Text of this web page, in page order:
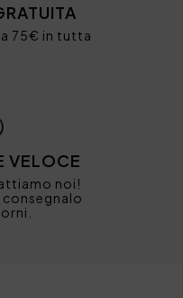
75€ in tutta
VELOCE
noi!
consegnalo